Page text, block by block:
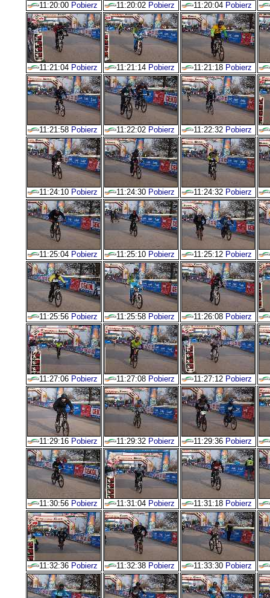
11:20:00 Pobierz 11:20:02 Pobierz 11:20:04 Pobierz
11:21:04 Pobierz 11:21:14 Pobierz 11:21:18 Pobierz
11:21:58 Pobierz 11:22:02 Pobierz 11:22:32 Pobierz
11:24:10 Pobierz 11:24:30 Pobierz 11:24:32 Pobierz
11:25:04 Pobierz 11:25:10 Pobierz 11:25:12 Pobierz
11:25:56 Pobierz 11:25:58 Pobierz 11:26:08 Pobierz
11:27:06 Pobierz 11:27:08 Pobierz 11:27:12 Pobierz
11:29:16 Pobierz 11:29:32 Pobierz 11:29:36 Pobierz
11:30:56 Pobierz 11:31:04 Pobierz 11:31:18 Pobierz
11:32:36 Pobierz 11:32:38 Pobierz 11:33:30 Pobierz